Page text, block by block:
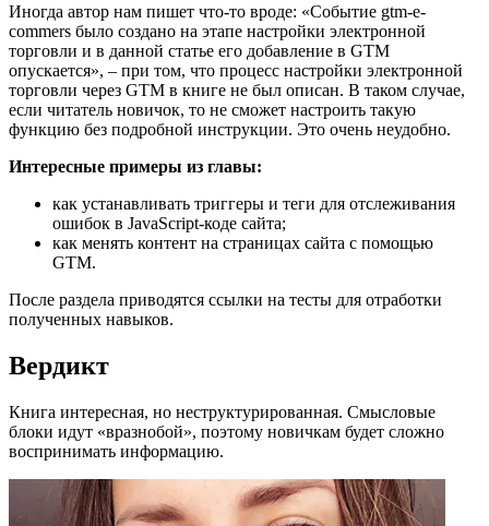
Иногда автор нам пишет что-то вроде: «Событие gtm-e-
commers было создано на этапе настройки электронной
торговли и в данной статье его добавление в GTM
опускается», – при том, что процесс настройки электронной
торговли через GTM в книге не был описан. В таком случае,
если читатель новичок, то не сможет настроить такую
функцию без подробной инструкции. Это очень неудобно.
Интересные примеры из главы:
как устанавливать триггеры и теги для отслеживания
ошибок в JavaScript-коде сайта;
как менять контент на страницах сайта с помощью
GTM.
После раздела приводятся ссылки на тесты для отработки
полученных навыков.
Вердикт
Книга интересная, но неструктурированная. Смысловые
блоки идут «вразнобой», поэтому новичкам будет сложно
воспринимать информацию.